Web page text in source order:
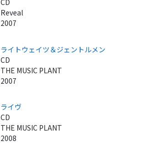
CD
Reveal
2007
ライトウェイツ＆ジェントルメン
CD
THE MUSIC PLANT
2007
ライヴ
CD
THE MUSIC PLANT
2008